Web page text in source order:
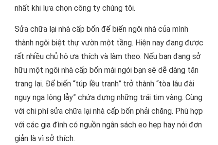
nhất khi lựa chọn công ty chúng tôi.
Sửa chữa lại nhà cấp bốn để biến ngôi nhà của mình
thành ngôi biệt thự vườn một tầng. Hiện nay đang được
rất nhiều chủ hộ ưa thích và làm theo. Nếu bạn đang sở
hữu một ngôi nhà cấp bốn mái ngói bạn sẽ dễ dàng tân
trang lại. Để biến “túp lều tranh” trở thành “tòa lâu đài
nguy nga lộng lẫy” chứa đựng những trái tim vàng. Cùng
với chi phí sửa chữa lại nhà cấp bốn phải chăng. Phù hợp
với các gia đình có nguồn ngân sách eo hẹp hay nói đơn
giản là vì sở thích.